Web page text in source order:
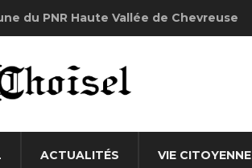
du PNR Haute Vallée de Chevreuse
ACTUALITÉS VIE CITOYENNE